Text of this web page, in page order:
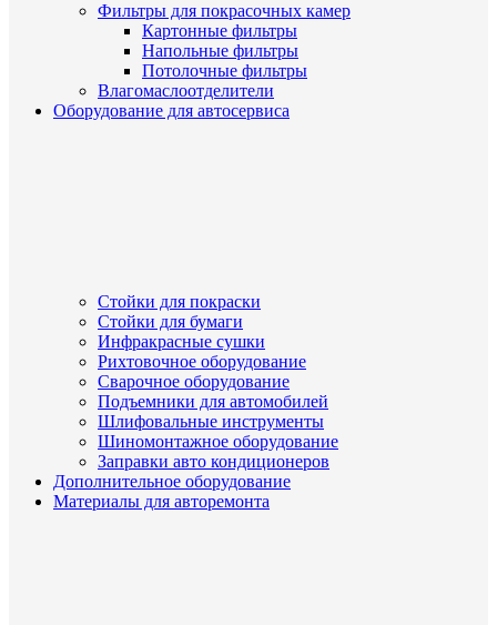
Фильтры для покрасочных камер
Картонные фильтры
Напольные фильтры
Потолочные фильтры
Влагомаслоотделители
Оборудование для автосервиса
Стойки для покраски
Стойки для бумаги
Инфракрасные сушки
Рихтовочное оборудование
Сварочное оборудование
Подъемники для автомобилей
Шлифовальные инструменты
Шиномонтажное оборудование
Заправки авто кондиционеров
Дополнительное оборудование
Материалы для авторемонта